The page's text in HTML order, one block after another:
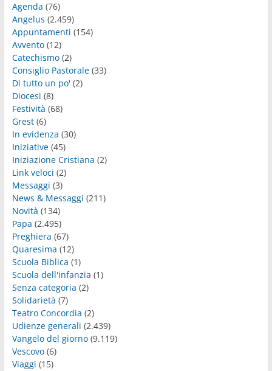
Agenda (76)
Angelus (2.459)
Appuntamenti (154)
Avvento(12)
Catechismo(2)
Consiglio Pastorale(33)
Di tutto un po'(2)
Diocesi (8)
Festività (68)
Grest(6)
In evidenza (30)
Iniziative(45)
Iniziazione Cristiana (2)
Link veloci (2)
Messaggi (3)
News & Messaggi (211)
Novità (134)
Papa (2.495)
Preghiera (67)
Quaresima (12)
Scuola Biblica (1)
Scuola dell'infanzia (1)
Senza categoria (2)
Solidarietà (7)
Teatro Concordia (2)
Udienze generali (2.439)
Vangelo del giorno(9.119)
Vescovo(6)
Viaggi (15)